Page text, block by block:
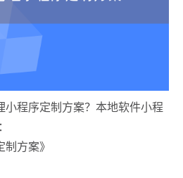
小程序定制方案？本地软件小程
制方案》